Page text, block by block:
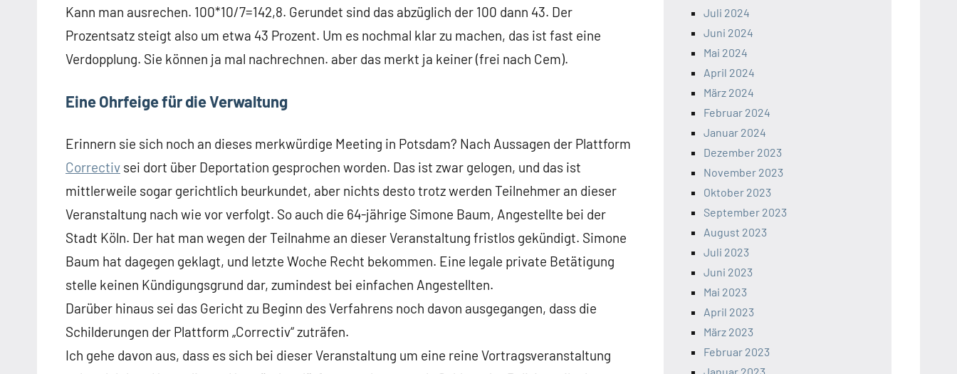
Kann man ausrechen. 100*10/7=142,8. Gerundet sind das abzüglich der 100 dann 43. Der
Prozentsatz steigt also um etwa 43 Prozent. Um es nochmal klar zu machen, das ist fast eine
Verdopplung. Sie können ja mal nachrechnen. aber das merkt ja keiner (frei nach Cem).
Eine Ohrfeige für die Verwaltung
Erinnern sie sich noch an dieses merkwürdige Meeting in Potsdam? Nach Aussagen der Plattform
Correctiv sei dort über Deportation gesprochen worden. Das ist zwar gelogen, und das ist
mittlerweile sogar gerichtlich beurkundet, aber nichts desto trotz werden Teilnehmer an dieser
Veranstaltung nach wie vor verfolgt. So auch die 64-jährige Simone Baum, Angestellte bei der
Stadt Köln. Der hat man wegen der Teilnahme an dieser Veranstaltung fristlos gekündigt. Simone
Baum hat dagegen geklagt, und letzte Woche Recht bekommen. Eine legale private Betätigung
stelle keinen Kündigungsgrund dar, zumindest bei einfachen Angestellten.
Darüber hinaus sei das Gericht zu Beginn des Verfahrens noch davon ausgegangen, dass die
Schilderungen der Plattform „Correctiv“ zuträfen.
Ich gehe davon aus, dass es sich bei dieser Veranstaltung um eine reine Vortragsveranstaltung
Juli 2024
Juni 2024
Mai 2024
April 2024
März 2024
Februar 2024
Januar 2024
Dezember 2023
November 2023
Oktober 2023
September 2023
August 2023
Juli 2023
Juni 2023
Mai 2023
April 2023
März 2023
Februar 2023